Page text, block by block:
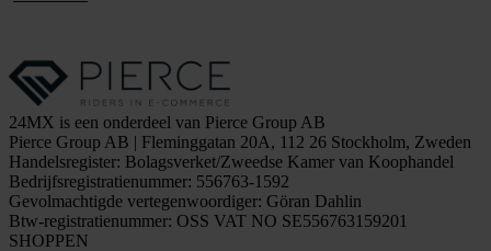
24MX is een onderdeel van Pierce Group AB
Pierce Group AB | Fleminggatan 20A, 112 26 Stockholm, Zweden
Handelsregister: Bolagsverket/Zweedse Kamer van Koophandel
Bedrijfsregistratienummer: 556763-1592
Gevolmachtigde vertegenwoordiger: Göran Dahlin
Btw-registratienummer: OSS VAT NO SE556763159201
SHOPPEN